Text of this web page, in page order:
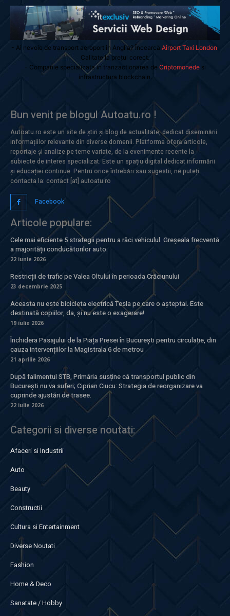
- Ai nevoie de transport aeroport in Anglia? Încearcă Airport Taxi London
Calitate la prețul corect.
- Companie specializata in tranzactionarea de Criptomonedesi
infrastructura blockchain.
Bun venit pe blogul Autoatu.ro !
Autoatu.ro este un site de știri și blog de actualitate, dedicat diseminării
informațiilor relevante din diverse domenii. Platforma oferă articole,
reportaje și analize pe teme variate, de la evenimente recente la
subiecte de interes specializat. Este un spațiu digital dedicat informării
și educației continue. Pentru orice întrebări sau sugestii, ne puteți
contacta la: contact [at] autoatu.ro
Facebook
Articole populare:
Cele mai eficiente 5 strategii pentru a răci vehiculul. Greșeala frecventă
a majorității conducătorilor auto.
22 iunie 2026
Restricții de trafic pe Valea Oltului în perioada Crăciunului
23 decembrie 2025
Aceasta nu este bicicleta electrică Tesla pe care o așteptai. Este
destinată copiilor, da, și nu este o exagerare!
19 iulie 2026
Închidera Pasajului de la Piața Presei în București pentru circulație, din
cauza intervențiilor la Magistrala 6 de metrou
21 aprilie 2026
După falimentul STB, Primăria susține că transportul public din
București nu va suferi; Ciprian Ciucu: Strategia de reorganizare va
cuprinde ajustări de trasee.
22 iulie 2026
Categorii si diverse noutati:
Afaceri si Industrii
Auto
Beauty
Constructii
Cultura si Entertainment
Diverse Noutati
Fashion
Home & Deco
Sanatate / Hobby